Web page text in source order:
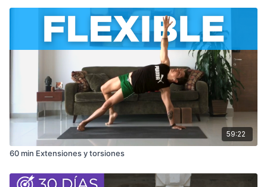
59:22
60 min Extensiones y torsiones